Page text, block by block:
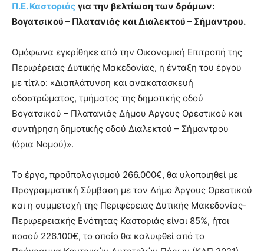
Π.Ε. Καστοριάς για την βελτίωση των δρόμων:
Βογατσικού – Πλατανιάς και Διαλεκτού – Σήμαντρου.
Oμόφωνα εγκρίθηκε από την Οικονομική Επιτροπή της
Περιφέρειας Δυτικής Μακεδονίας, η ένταξη του έργου
με τίτλο: «Διαπλάτυνση και ανακατασκευή
οδοστρώματος, τμήματος της δημοτικής οδού
Βογατσικού – Πλατανιάς Δήμου Άργους Ορεστικού και
συντήρηση δημοτικής οδού Διαλεκτού – Σήμαντρου
(όρια Νομού)».
Το έργο, προϋπολογισμού 266.000€, θα υλοποιηθεί με
Προγραμματική Σύμβαση με τον Δήμο Άργους Ορεστικού
και η συμμετοχή της Περιφέρειας Δυτικής Μακεδονίας-
Περιφερειακής Ενότητας Καστοριάς είναι 85%, ήτοι
ποσού 226.100€, το οποίο θα καλυφθεί από το